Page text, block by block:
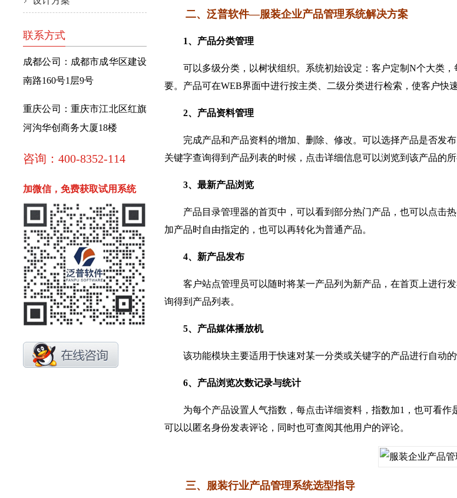
联系方式
成都公司：成都市成华区建设
南路160号1层9号
重庆公司：重庆市江北区红旗
河沟华创商务大厦18楼
咨询：400-8352-114
加微信，免费获取试用系统
二、泛普软件—服装企业产品管理系统解决方案
1、产品分类管理
可以多级分类，以树状组织。系统初始设定：客户定制N个大类，
要。产品可在WEB界面中进行按主类、二级分类进行检索，使客户快
2、产品资料管理
完成产品和产品资料的增加、删除、修改。可以选择产品是否发布
关键字查询得到产品列表的时候，点击详细信息可以浏览到该产品的
3、最新产品浏览
产品目录管理器的首页中，可以看到部分热门产品，也可以点击
加产品时自由指定的，也可以再转化为普通产品。
4、新产品发布
客户站点管理员可以随时将某一产品列为新产品，在首页上进行
询得到产品列表。
5、产品媒体播放机
该功能模块主要适用于快速对某一分类或关键字的产品进行自动的
6、产品浏览次数记录与统计
为每个产品设置人气指数，每点击详细资料，指数加1，也可看作
可以以匿名身份发表评论，同时也可查阅其他用户的评论。
三、服装行业产品管理系统选型指导